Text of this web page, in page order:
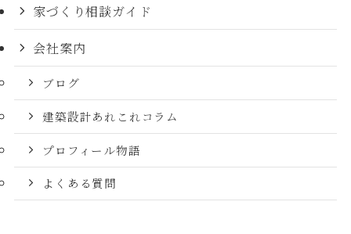
家づくり相談ガイド
会社案内
ブログ
建築設計あれこれコラム
プロフィール物語
よくある質問